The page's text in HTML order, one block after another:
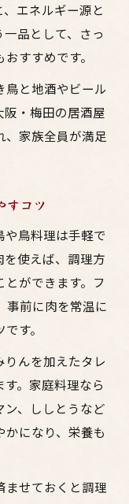
エネルギー源と
品として、さっ
すすめです。
鳥と地酒やビール
・梅田の居酒屋
、家族全員が満足
すコツ
や鳥料理は手軽で
を使えば、調理方
ができます。フ
事前に肉を常温に
す。
んを加えたタレ
。家庭料理なら
、ししとうなど
になり、栄養も
ませておくと調理